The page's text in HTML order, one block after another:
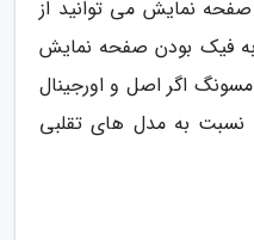
نمایش می توانید از
به فیک بودن صفحه نمایش
اگر اصل و اورجینال
نسبت به مدل های تقلبی